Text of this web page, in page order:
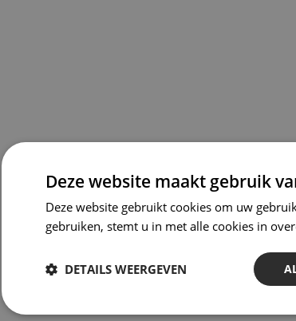
Deze website maakt gebruik
Deze website gebruikt cookies om uw
gebruiken, stemt u in met alle cookies in
DETAILS WEERGEVEN